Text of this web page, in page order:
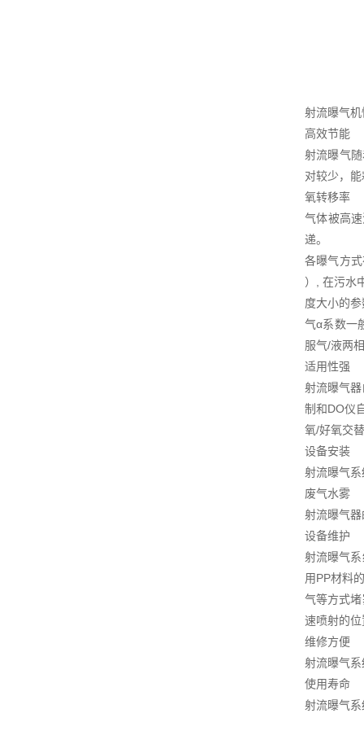
射流曝气
高效节能
射流曝气
对较少，
氧转移率
气体被高
递。
各曝气方
）, 在污水
度大小的
气α系数一
服气/液两
适用性强
射流曝气
制和DO仪
氧/好氧交
设备安装
射流曝气
废气水雾
射流曝气
设备维护
射流曝气
用PP材料
气等方式
速喷射的
维修方便
射流曝气
使用寿命
射流曝气